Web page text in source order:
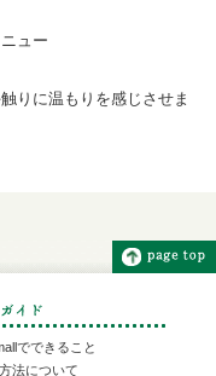
ュー
りに温もりを感じさせま
でできること
法について